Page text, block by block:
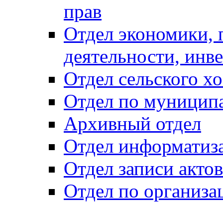
прав
Отдел экономики,
деятельности,
Отдел сельского
Отдел по
Архивный отдел
Отдел
Отдел записи
Отдел по